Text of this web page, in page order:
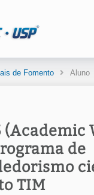
de Fomento Aluno
(Academic
de
TIM